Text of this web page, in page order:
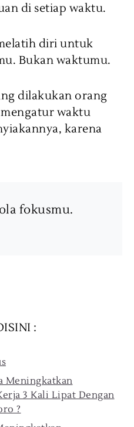
di setiap waktu.
diri untuk
Bukan waktumu.
dilakukan orang
waktu
karena
fokusmu.
:
Meningkatkan
3 Kali Lipat Dengan
?